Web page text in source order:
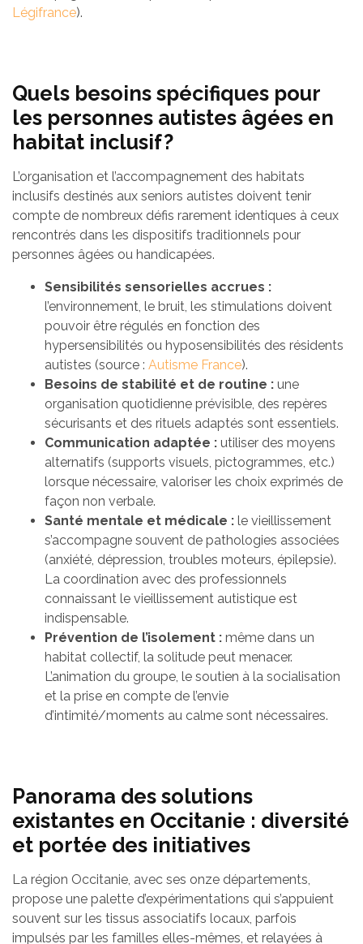
Légifrance).
Quels besoins spécifiques pour
les personnes autistes âgées en
habitat inclusif ?
L’organisation et l’accompagnement des habitats
inclusifs destinés aux seniors autistes doivent tenir
compte de nombreux défis rarement identiques à ceux
rencontrés dans les dispositifs traditionnels pour
personnes âgées ou handicapées.
Sensibilités sensorielles accrues :
l’environnement, le bruit, les stimulations doivent
pouvoir être régulés en fonction des
hypersensibilités ou hyposensibilités des résidents
autistes (source : Autisme France).
Besoins de stabilité et de routine : une
organisation quotidienne prévisible, des repères
sécurisants et des rituels adaptés sont essentiels.
Communication adaptée : utiliser des moyens
alternatifs (supports visuels, pictogrammes, etc.)
lorsque nécessaire, valoriser les choix exprimés de
façon non verbale.
Santé mentale et médicale : le vieillissement
s’accompagne souvent de pathologies associées
(anxiété, dépression, troubles moteurs, épilepsie).
La coordination avec des professionnels
connaissant le vieillissement autistique est
indispensable.
Prévention de l’isolement : même dans un
habitat collectif, la solitude peut menacer.
L’animation du groupe, le soutien à la socialisation
et la prise en compte de l’envie
d’intimité/moments au calme sont nécessaires.
Panorama des solutions
existantes en Occitanie : diversité
et portée des initiatives
La région Occitanie, avec ses onze départements,
propose une palette d’expérimentations qui s’appuient
souvent sur les tissus associatifs locaux, parfois
impulsés par les familles elles-mêmes, et relayées à